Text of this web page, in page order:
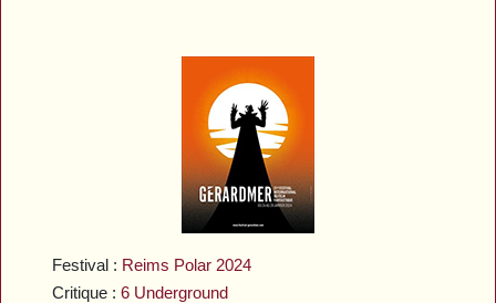
Festival : Reims Polar 2024
Critique :6 Underground